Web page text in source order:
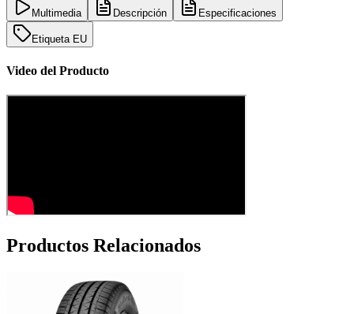
Multimedia Descripción Especificaciones
Etiqueta EU
Video del Producto
Productos Relacionados